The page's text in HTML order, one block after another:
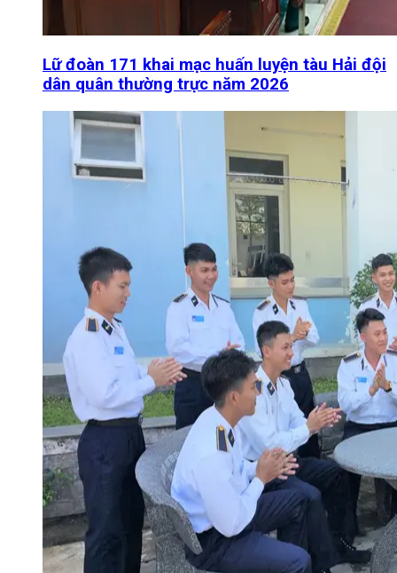
Lữ đoàn 171 khai mạc huấn luyện tàu Hải đội
dân quân thường trực năm 2026